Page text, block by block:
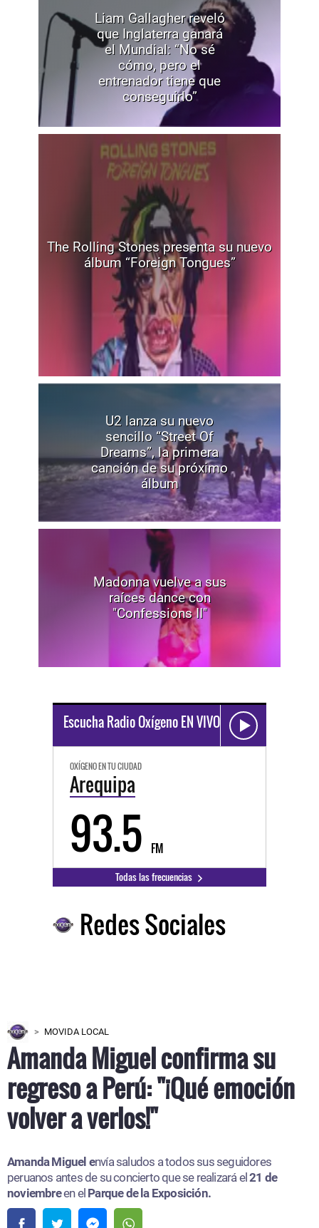
Liam Gallagher reveló
que Inglaterra ganará
el Mundial: “No sé
cómo, pero el
entrenador tiene que
conseguirlo”
The Rolling Stones presenta su nuevo
álbum “Foreign Tongues”
U2 lanza su nuevo
sencillo “Street Of
Dreams”, la primera
canción de su próximo
álbum
Madonna vuelve a sus
raíces dance con
"Confessions II"
Escucha Radio Oxígeno EN VIVO
OXÍGENO EN TU CIUDAD
Arequipa
93.5 FM
Todas las frecuencias
Redes Sociales
MOVIDA LOCAL
Amanda Miguel confirma su
regreso a Perú: "¡Qué emoción
volver a verlos!"
Amanda Miguel envía saludos a todos sus seguidores
peruanos antes de su concierto que se realizará el21 de
noviembreen el Parque de la Exposición.